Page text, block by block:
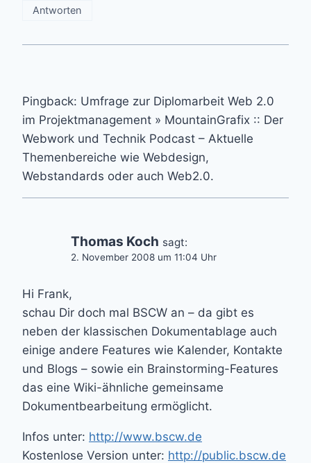
Antworten
Pingback: Umfrage zur Diplomarbeit Web 2.0
im Projektmanagement » MountainGrafix :: Der
Webwork und Technik Podcast – Aktuelle
Themenbereiche wie Webdesign,
Webstandards oder auch Web2.0.
Thomas Koch sagt:
2. November 2008 um 11:04 Uhr
Hi Frank,
schau Dir doch mal BSCW an – da gibt es
neben der klassischen Dokumentablage auch
einige andere Features wie Kalender, Kontakte
und Blogs – sowie ein Brainstorming-Features
das eine Wiki-ähnliche gemeinsame
Dokumentbearbeitung ermöglicht.
Infos unter: http://www.bscw.de
Kostenlose Version unter: http://public.bscw.de